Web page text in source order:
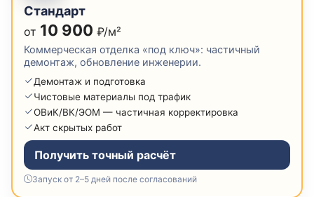
Стандарт
от 10 900 ₽/м²
Коммерческая отделка «под ключ»: частичный
демонтаж, обновление инженерии.
Демонтаж и подготовка
Чистовые материалы под трафик
ОВиК/ВК/ЭОМ — частичная корректировка
Акт скрытых работ
Получить точный расчёт
Запуск от 2–5 дней после согласований